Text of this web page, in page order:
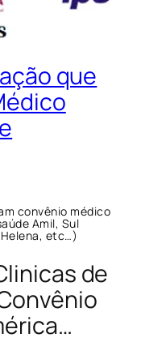
que
convênio médico
Amil, Sul
etc…)
de